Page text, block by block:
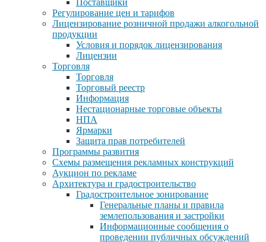
Регулирование цен и тарифов
Лицензирование розничной продажи алкогольной
продукции
Условия и порядок лицензирования
Лицензии
Торговля
Торговля
Торговый реестр
Информация
Нестационарные торговые объекты
НПА
Ярмарки
Защита прав потребителей
Программы развития
Схемы размещения рекламных конструкций
Аукцион по рекламе
Архитектура и градостроительство
Градостроительное зонирование
Генеральные планы и правила
землепользования и застройки
Информационные сообщения о
проведении публичных обсуждений